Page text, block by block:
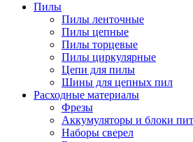
Пилы
Пилы ленточные
Пилы цепные
Пилы торцевые
Пилы циркулярные
Цепи для пилы
Шины для цепных пил
Расходные материалы
Фрезы
Аккумуляторы и блоки
Наборы сверел